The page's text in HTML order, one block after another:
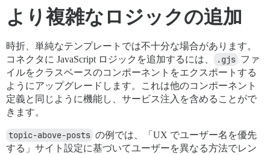
より複雑なロジックの追加
時折、単純なテンプレートでは不十分な場合があります。
コネクタに JavaScript ロジックを追加するには、
.gjs ファ
イルをクラスベースのコンポーネントをエクスポートする
ようにアップグレードします。これは他のコンポーネント
定義と同じように機能し、サービス注入を含めることがで
きます。
topic-above-posts の例では、「UX でユーザー名を優先
する」サイト設定に基づいてユーザーを異なる方法でレン